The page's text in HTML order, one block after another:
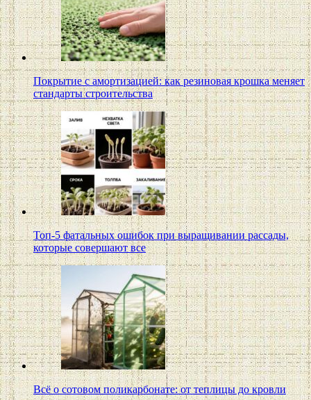
Покрытие с амортизацией: как резиновая крошка меняет
стандарты строительства
Топ-5 фатальных ошибок при выращивании рассады,
которые совершают все
Всё о сотовом поликарбонате: от теплицы до кровли